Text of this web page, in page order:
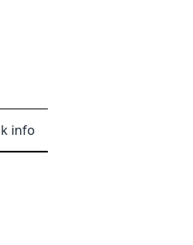
info